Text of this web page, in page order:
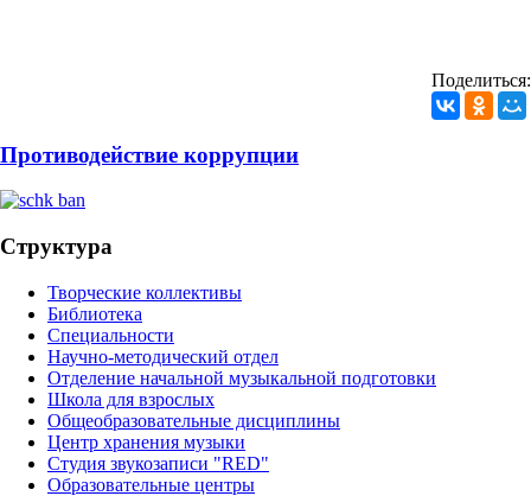
Поделиться:
Противодействие коррупции
Структура
Творческие коллективы
Библиотека
Специальности
Научно-методический отдел
Отделение начальной музыкальной подготовки
Школа для взрослых
Общеобразовательные дисциплины
Центр хранения музыки
Студия звукозаписи "RED"
Образовательные центры